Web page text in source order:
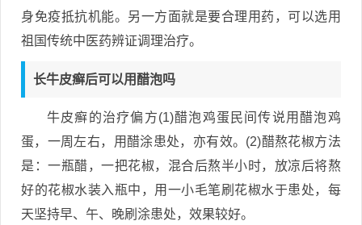
身免疫抵抗机能。另一方面就是要合理用药，可以选用
祖国传统中医药辨证调理治疗。
长牛皮癣后可以用醋泡吗
牛皮癣的治疗偏方(1)醋泡鸡蛋民间传说用醋泡鸡
蛋，一周左右，用醋涂患处，亦有效。(2)醋熬花椒方法
是：一瓶醋，一把花椒，混合后熬半小时，放凉后将熬
好的花椒水装入瓶中，用一小毛笔刷花椒水于患处，每
天坚持早、午、晚刷涂患处，效果较好。